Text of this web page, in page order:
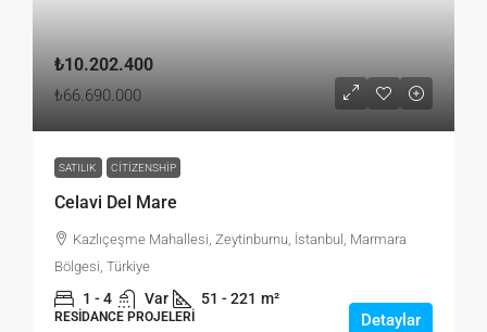
₺10.202.400
₺66.690.000
SATILIK CITIZENSHIP
Celavi Del Mare
Kazlıçeşme Mahallesi, Zeytinburnu, İstanbul, Marmara
Bölgesi, Türkiye
1 - 4 Var 51 - 221 m²
RESIDANCE PROJELERI Detaylar